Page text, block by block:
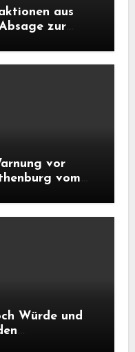
aus
zur
vor
vom
Würde und